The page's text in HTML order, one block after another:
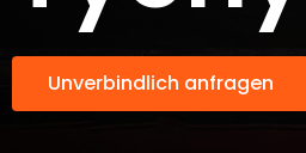
Unverbindlich anfragen